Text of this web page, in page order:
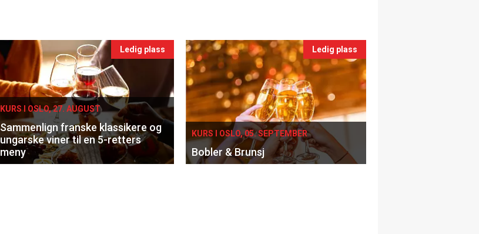
Ledig plass
KURS I OSLO, 27. AUGUST
Sammenlign franske klassikere og
ungarske viner til en 5-retters
meny
Ledig plass
KURS I OSLO, 05. SEPTEMBER
Bobler & Brunsj